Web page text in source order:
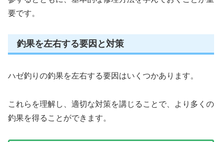
要です。
釣果を左右する要因と対策
ハゼ釣りの釣果を左右する要因はいくつかあります。
これらを理解し、適切な対策を講じることで、より多くの
釣果を得ることができます。